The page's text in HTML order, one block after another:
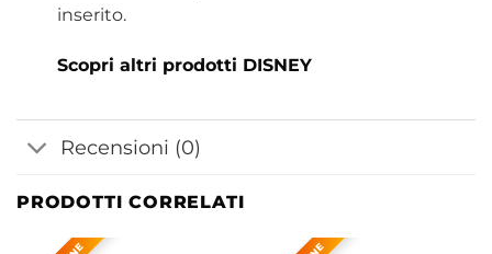
inserito.
Scopri altri prodotti DISNEY
Recensioni (0)
PRODOTTI CORRELATI